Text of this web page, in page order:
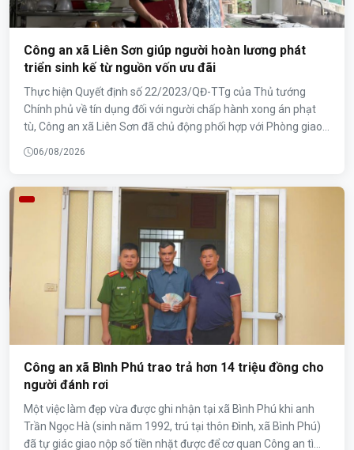
Công an xã Liên Sơn giúp người hoàn lương phát
triển sinh kế từ nguồn vốn ưu đãi
Thực hiện Quyết định số 22/2023/QĐ-TTg của Thủ tướng
Chính phủ về tín dụng đối với người chấp hành xong án phạt
tù, Công an xã Liên Sơn đã chủ động phối hợp với Phòng giao
nguồn vốn vay ưu đãi của Nhà nước.
06/08/2026
Công an xã Bình Phú trao trả hơn 14 triệu đồng cho
người đánh rơi
Một việc làm đẹp vừa được ghi nhận tại xã Bình Phú khi anh
Trần Ngọc Hà (sinh năm 1992, trú tại thôn Đình, xã Bình Phú)
đã tự giác giao nộp số tiền nhặt được để cơ quan Công an tìm